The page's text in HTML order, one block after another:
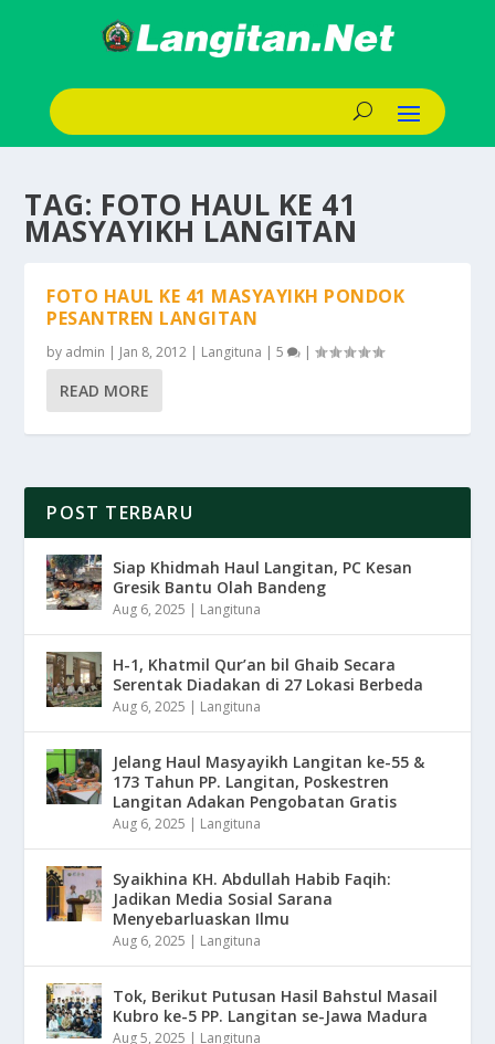
TAG: FOTO HAUL KE 41
MASYAYIKH LANGITAN
FOTO HAUL KE 41 MASYAYIKH PONDOK
PESANTREN LANGITAN
by admin | Jan 8, 2012 | Langituna |5 |
READ MORE
POST TERBARU
Siap Khidmah Haul Langitan, PC Kesan
Gresik Bantu Olah Bandeng
Aug 6, 2025 | Langituna
H-1, Khatmil Qur’an bil Ghaib Secara
Serentak Diadakan di 27 Lokasi Berbeda
Aug 6, 2025 | Langituna
Jelang Haul Masyayikh Langitan ke-55 &
173 Tahun PP. Langitan, Poskestren
Langitan Adakan Pengobatan Gratis
Aug 6, 2025 | Langituna
Syaikhina KH. Abdullah Habib Faqih:
Jadikan Media Sosial Sarana
Menyebarluaskan Ilmu
Aug 6, 2025 | Langituna
Tok, Berikut Putusan Hasil Bahstul Masail
Kubro ke-5 PP. Langitan se-Jawa Madura
Aug 5, 2025 | Langituna